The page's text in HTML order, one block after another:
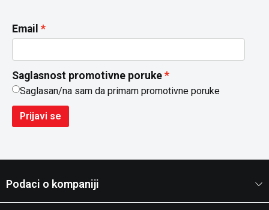
Email
Saglasnost promotivne poruke
Saglasan/na sam da primam promotivne poruke
Prijavi se
Podaci o kompaniji